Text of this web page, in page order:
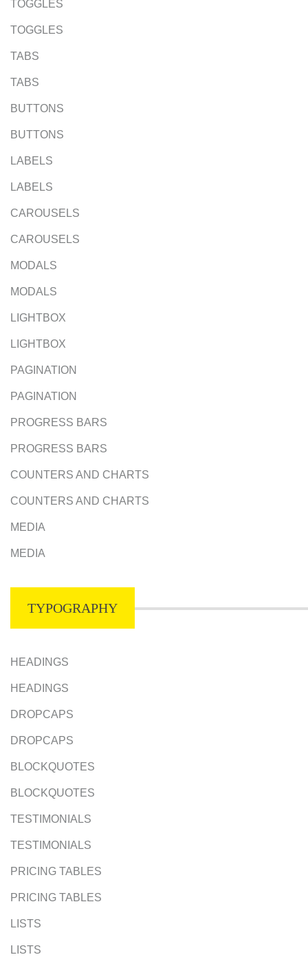
TOGGLES
TOGGLES
TABS
TABS
BUTTONS
BUTTONS
LABELS
LABELS
CAROUSELS
CAROUSELS
MODALS
MODALS
LIGHTBOX
LIGHTBOX
PAGINATION
PAGINATION
PROGRESS BARS
PROGRESS BARS
COUNTERS AND CHARTS
COUNTERS AND CHARTS
MEDIA
MEDIA
TYPOGRAPHY
HEADINGS
HEADINGS
DROPCAPS
DROPCAPS
BLOCKQUOTES
BLOCKQUOTES
TESTIMONIALS
TESTIMONIALS
PRICING TABLES
PRICING TABLES
LISTS
LISTS